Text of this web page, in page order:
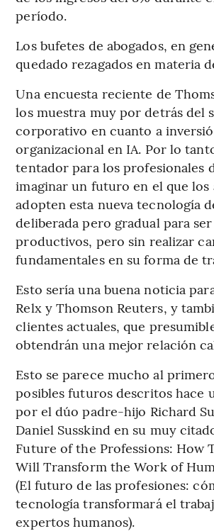
período.
Los bufetes de abogados, en
quedado rezagados en materia
Una encuesta reciente de
los muestra muy por detrás del
corporativo en cuanto a
organizacional en IA. Por lo
tentador para los profesionales
imaginar un futuro en el que los
adopten esta nueva tecnología
deliberada pero gradual para
productivos, pero sin realizar
fundamentales en su forma de
Esto sería una buena noticia
Relx y Thomson Reuters, y
clientes actuales, que
obtendrán una mejor relación
Esto se parece mucho al
posibles futuros descritos hace
por el dúo padre-hijo Richard
Daniel Susskind en su muy
Future of the Professions: How
Will Transform the Work of
(El futuro de las profesiones:
tecnología transformará el
expertos humanos).